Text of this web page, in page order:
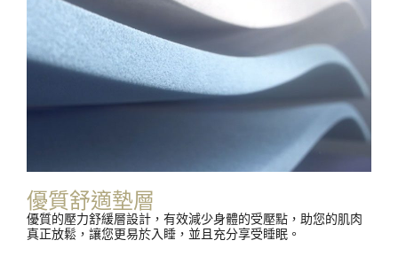
優質舒適墊層
優質的壓力舒緩層設計，有效減少身體的受壓點，助您的肌肉
真正放鬆，讓您更易於入睡，並且充分享受睡眠。